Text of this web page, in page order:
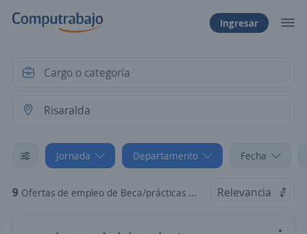
Ingresar
Jornada Departamento Fecha
9 Ofertas de empleo de Beca/prácticas en Risaralda Relevancia